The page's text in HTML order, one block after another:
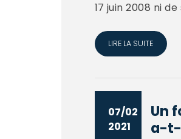
17 juin 2008 ni
LIRE LA SUITE
07/02
2021
Un
a-t-